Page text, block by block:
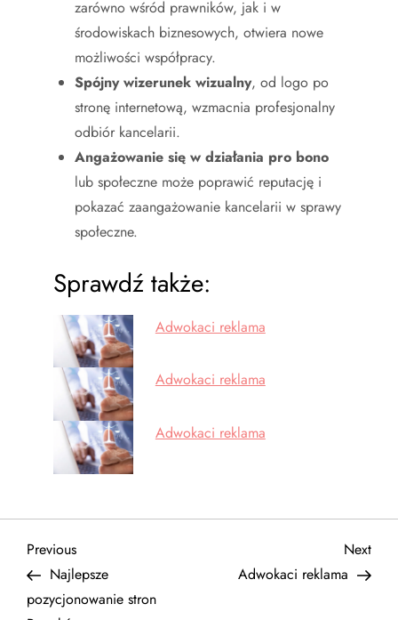
zarówno wśród prawników, jak i w
środowiskach biznesowych, otwiera nowe
możliwości współpracy.
Spójny wizerunek wizualny, od logo po
stronę internetową, wzmacnia profesjonalny
odbiór kancelarii.
Angażowanie się w działania pro bono
lub społeczne może poprawić reputację i
pokazać zaangażowanie kancelarii w sprawy
społeczne.
Sprawdź także:
Adwokaci reklama
Adwokaci reklama
Adwokaci reklama
N
a
Previous
Post
Previous
Najlepsze
pozycjonowanie stron
Next
Post
Next
Adwokaci reklama